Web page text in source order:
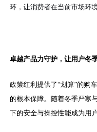
环，让消费者在当前市场环
卓越产品力守护，让用户冬
政策红利提供了“划算”的购
的根本保障。随着冬季严寒
下的安全与操控性能成为用